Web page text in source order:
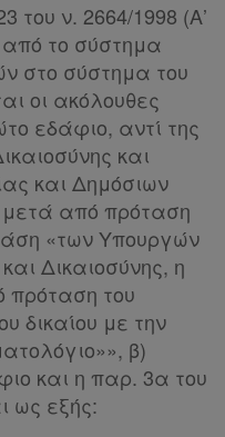
του ν. 2664/1998 (Α’
το σύστημα
στο σύστημα του
οι ακόλουθες
εδάφιο, αντί της
και
και Δημόσιων
μετά από πρόταση
«των Υπουργών
Δικαιοσύνης, η
πρόταση του
δικαίου με την
β)
και η παρ. 3α του
ως εξής: